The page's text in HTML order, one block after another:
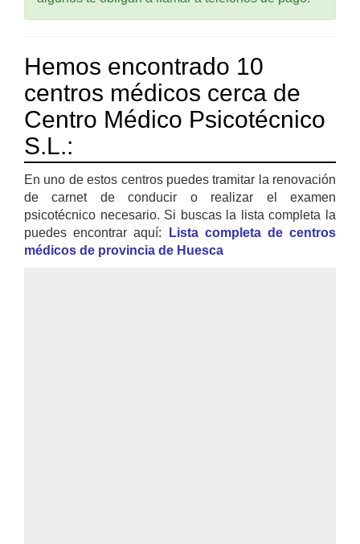
Hemos encontrado 10
centros médicos cerca de
Centro Médico Psicotécnico
S.L.:
En uno de estos centros puedes tramitar la renovación
de carnet de conducir o realizar el examen
psicotécnico necesario. Si buscas la lista completa la
puedes encontrar aquí:
Lista completa de centros
médicos de provincia de Huesca